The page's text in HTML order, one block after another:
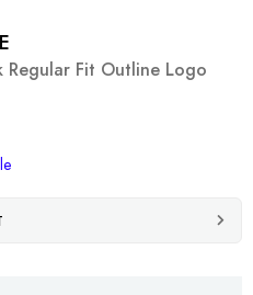
Regular Fit Outline Logo